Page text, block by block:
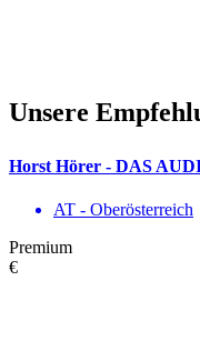
Unsere
Horst Hörer - DAS
AT - Ober­österreich
Premium
€